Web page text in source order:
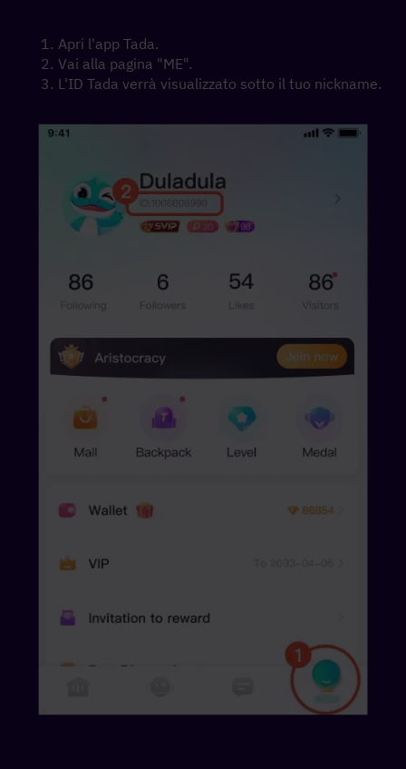
Apri l'app Tada.
Vai alla pagina "ME".
L'ID Tada verrà visualizzato sotto il tuo nickname.